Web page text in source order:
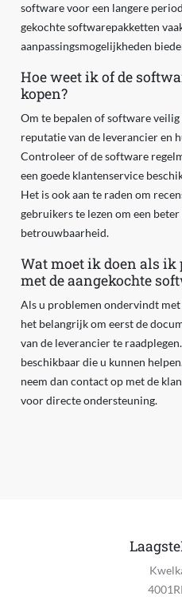
software voor een langere
gekochte softwarepakketten
aanpassingsmogelijkheden
Hoe weet ik of de
kopen?
Om te bepalen of software
reputatie van de leverancier en
Controleer of de software
een goede klantenservice
Het is ook aan te raden om
gebruikers te lezen om een
betrouwbaarheid.
Wat moet ik doen als
met de aangekochte
Als u problemen ondervindt
het belangrijk om eerst de
van de leverancier te
beschikbaar die u kunnen
neem dan contact op met de
voor directe ondersteuning.